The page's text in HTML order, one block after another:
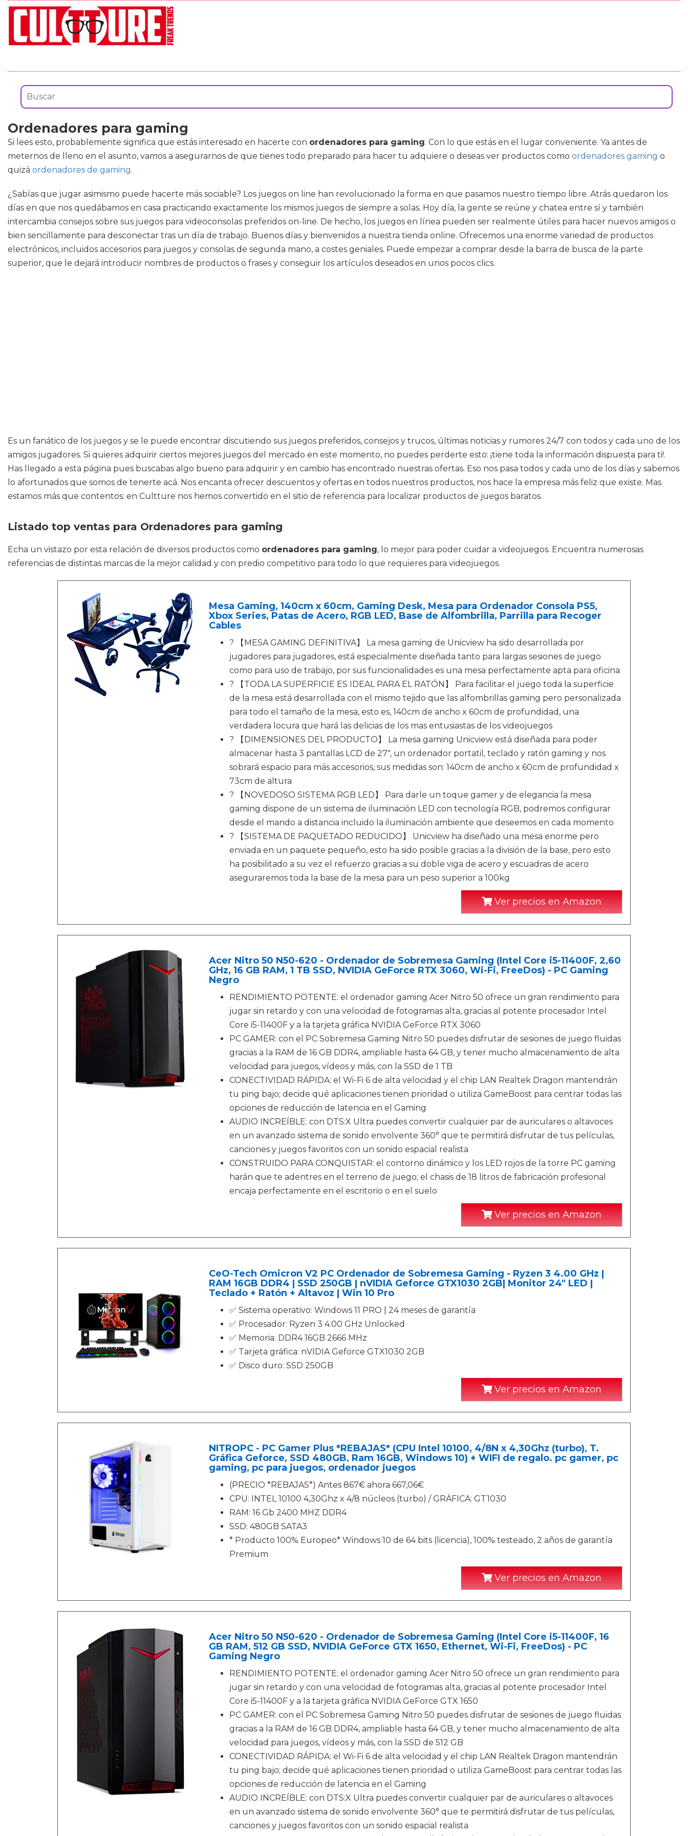
Ordenadores para gaming
Si lees esto, probablemente significa que estás interesado en hacerte con ordenadores para gaming. Con lo que estás en el lugar conveniente. Ya antes de
meternos de lleno en el asunto, vamos a asegurarnos de que tienes todo preparado para hacer tu adquiere o deseas ver productos como ordenadores gaming o
quizá ordenadores de gaming.
¿Sabías que jugar asimismo puede hacerte más sociable? Los juegos on line han revolucionado la forma en que pasamos nuestro tiempo libre. Atrás quedaron los
días en que nos quedábamos en casa practicando exactamente los mismos juegos de siempre a solas. Hoy día, la gente se reúne y chatea entre sí y también
intercambia consejos sobre sus juegos para videoconsolas preferidos on-line. De hecho, los juegos en línea pueden ser realmente útiles para hacer nuevos amigos o
bien sencillamente para desconectar tras un día de trabajo. Buenos días y bienvenidos a nuestra tienda online. Ofrecemos una enorme variedad de productos
electrónicos, incluidos accesorios para juegos y consolas de segunda mano, a costes geniales. Puede empezar a comprar desde la barra de busca de la parte
superior, que le dejará introducir nombres de productos o frases y conseguir los artículos deseados en unos pocos clics.
Es un fanático de los juegos y se le puede encontrar discutiendo sus juegos preferidos, consejos y trucos, últimas noticias y rumores 24/7 con todos y cada uno de los
amigos jugadores. Si quieres adquirir ciertos mejores juegos del mercado en este momento, no puedes perderte esto: ¡tiene toda la información dispuesta para ti!.
Has llegado a esta página pues buscabas algo bueno para adquirir y en cambio has encontrado nuestras ofertas. Eso nos pasa todos y cada uno de los días y sabemos
lo afortunados que somos de tenerte acá. Nos encanta ofrecer descuentos y ofertas en todos nuestros productos, nos hace la empresa más feliz que existe. Mas
estamos más que contentos: en Cultture nos hemos convertido en el sitio de referencia para localizar productos de juegos baratos.
Listado top ventas para Ordenadores para gaming
Echa un vistazo por esta relación de diversos productos como ordenadores para gaming, lo mejor para poder cuidar a videojuegos. Encuentra numerosas
referencias de distintas marcas de la mejor calidad y con predio competitivo para todo lo que requieres para videojuegos.
Mesa Gaming, 140cm x 60cm, Gaming Desk, Mesa para Ordenador Consola PS5,
Xbox Series, Patas de Acero, RGB LED, Base de Alfombrilla, Parrilla para Recoger
Cables
? 【MESA GAMING DEFINITIVA】 La mesa gaming de Unicview ha sido desarrollada por
jugadores para jugadores, está especialmente diseñada tanto para largas sesiones de juego
como para uso de trabajo, por sus funcionalidades es una mesa perfectamente apta para oficina
? 【TODA LA SUPERFICIE ES IDEAL PARA EL RATÓN】 Para facilitar el juego toda la superficie
de la mesa está desarrollada con el mismo tejido que las alfombrillas gaming pero personalizada
para todo el tamaño de la mesa, esto es, 140cm de ancho x 60cm de profundidad, una
verdadera locura que hará las delicias de los mas entusiastas de los videojuegos
? 【DIMENSIONES DEL PRODUCTO】 La mesa gaming Unicview está diseñada para poder
almacenar hasta 3 pantallas LCD de 27", un ordenador portatil, teclado y ratón gaming y nos
sobrará espacio para más accesorios, sus medidas son: 140cm de ancho x 60cm de profundidad x
73cm de altura
? 【NOVEDOSO SISTEMA RGB LED】 Para darle un toque gamer y de elegancia la mesa
gaming dispone de un sistema de iluminación LED con tecnología RGB, podremos configurar
desde el mando a distancia incluido la iluminación ambiente que deseemos en cada momento
? 【SISTEMA DE PAQUETADO REDUCIDO】 Unicview ha diseñado una mesa enorme pero
enviada en un paquete pequeño, esto ha sido posible gracias a la división de la base, pero esto
ha posibilitado a su vez el refuerzo gracias a su doble viga de acero y escuadras de acero
aseguraremos toda la base de la mesa para un peso superior a 100kg
Ver precios en Amazon
Acer Nitro 50 N50-620 - Ordenador de Sobremesa Gaming (Intel Core i5-11400F, 2,60
GHz, 16 GB RAM, 1 TB SSD, NVIDIA GeForce RTX 3060, Wi-Fi, FreeDos) - PC Gaming
Negro
RENDIMIENTO POTENTE: el ordenador gaming Acer Nitro 50 ofrece un gran rendimiento para
jugar sin retardo y con una velocidad de fotogramas alta, gracias al potente procesador Intel
Core i5-11400F y a la tarjeta gráfica NVIDIA GeForce RTX 3060
PC GAMER: con el PC Sobremesa Gaming Nitro 50 puedes disfrutar de sesiones de juego fluidas
gracias a la RAM de 16 GB DDR4, ampliable hasta 64 GB, y tener mucho almacenamiento de alta
velocidad para juegos, vídeos y más, con la SSD de 1 TB
CONECTIVIDAD RÁPIDA: el Wi-Fi 6 de alta velocidad y el chip LAN Realtek Dragon mantendrán
tu ping bajo; decide qué aplicaciones tienen prioridad o utiliza GameBoost para centrar todas las
opciones de reducción de latencia en el Gaming
AUDIO INCREÍBLE: con DTS:X Ultra puedes convertir cualquier par de auriculares o altavoces
en un avanzado sistema de sonido envolvente 360° que te permitirá disfrutar de tus películas,
canciones y juegos favoritos con un sonido espacial realista
CONSTRUIDO PARA CONQUISTAR: el contorno dinámico y los LED rojos de la torre PC gaming
harán que te adentres en el terreno de juego; el chasis de 18 litros de fabricación profesional
encaja perfectamente en el escritorio o en el suelo
Ver precios en Amazon
CeO-Tech Omicron V2 PC Ordenador de Sobremesa Gaming - Ryzen 3 4.00 GHz |
RAM 16GB DDR4 | SSD 250GB | nVIDIA Geforce GTX1030 2GB| Monitor 24" LED |
Teclado + Ratón + Altavoz | Win 10 Pro
✅ Sistema operativo: Windows 11 PRO | 24 meses de garantía
✅ Procesador: Ryzen 3 4.00 GHz Unlocked
✅ Memoria: DDR4 16GB 2666 MHz
✅ Tarjeta gráfica: nVIDIA Geforce GTX1030 2GB
✅ Disco duro: SSD 250GB
Ver precios en Amazon
NITROPC - PC Gamer Plus *REBAJAS* (CPU Intel 10100, 4/8N x 4,30Ghz (turbo), T.
Gráfica Geforce, SSD 480GB, Ram 16GB, Windows 10) + WIFI de regalo. pc gamer, pc
gaming, pc para juegos, ordenador juegos
(PRECIO *REBAJAS*) Antes 867€ ahora 667,06€
CPU: INTEL 10100 4,30Ghz x 4/8 núcleos (turbo) / GRÁFICA: GT1030
RAM: 16 Gb 2400 MHZ DDR4
SSD: 480GB SATA3
* Producto 100% Europeo* Windows 10 de 64 bits (licencia), 100% testeado, 2 años de garantía
Premium
Ver precios en Amazon
Acer Nitro 50 N50-620 - Ordenador de Sobremesa Gaming (Intel Core i5-11400F, 16
GB RAM, 512 GB SSD, NVIDIA GeForce GTX 1650, Ethernet, Wi-Fi, FreeDos) - PC
Gaming Negro
RENDIMIENTO POTENTE: el ordenador gaming Acer Nitro 50 ofrece un gran rendimiento para
jugar sin retardo y con una velocidad de fotogramas alta, gracias al potente procesador Intel
Core i5-11400F y a la tarjeta gráfica NVIDIA GeForce GTX 1650
PC GAMER: con el PC Sobremesa Gaming Nitro 50 puedes disfrutar de sesiones de juego fluidas
gracias a la RAM de 16 GB DDR4, ampliable hasta 64 GB, y tener mucho almacenamiento de alta
velocidad para juegos, vídeos y más, con la SSD de 512 GB
CONECTIVIDAD RÁPIDA: el Wi-Fi 6 de alta velocidad y el chip LAN Realtek Dragon mantendrán
tu ping bajo; decide qué aplicaciones tienen prioridad o utiliza GameBoost para centrar todas las
opciones de reducción de latencia en el Gaming
AUDIO INCREÍBLE: con DTS:X Ultra puedes convertir cualquier par de auriculares o altavoces
en un avanzado sistema de sonido envolvente 360° que te permitirá disfrutar de tus películas,
canciones y juegos favoritos con un sonido espacial realista